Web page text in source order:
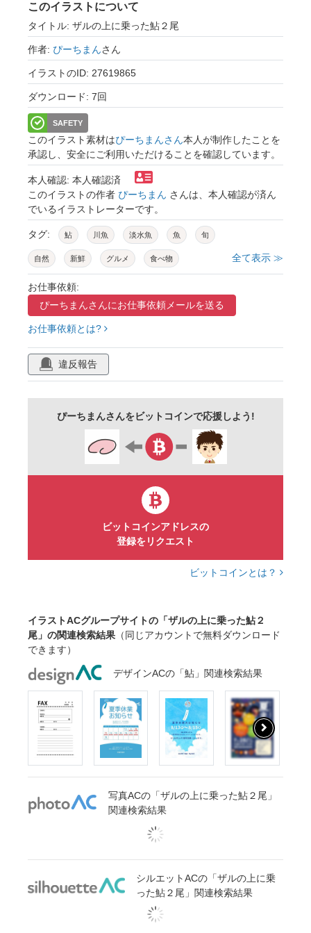
このイラストについて
タイトル: ザルの上に乗った鮎２尾
作者: ぴーちまんさん
イラストのID: 27619865
ダウンロード: 7回
SAFETY
このイラスト素材はぴーちまんさん本人が制作したことを
承認し、安全にご利用いただけることを確認しています。
本人確認: 本人確認済
このイラストの作者 ぴーちまん さんは、本人確認が済ん
でいるイラストレーターです。
タグ: 鮎 川魚 淡水魚 魚 旬
自然 新鮮 グルメ 食べ物
ごちそう
素材 イラスト あしらい 可愛い
シンプル 挿絵
全て表示 ≫
お仕事依頼:
ぴーちまんさんにお仕事依頼メールを送る
お仕事依頼とは?
違反報告
ぴーちまんさんをビットコインで応援しよう!
ビットコインアドレスの
登録をリクエスト
ビットコインとは？
イラストACグループサイトの「ザルの上に乗った鮎２
尾」の関連検索結果 （同じアカウントで無料ダウンロード
できます）
デザインACの「鮎」関連検索結果
写真ACの「ザルの上に乗った鮎２尾」
関連検索結果
シルエットACの「ザルの上に乗
った鮎２尾」関連検索結果